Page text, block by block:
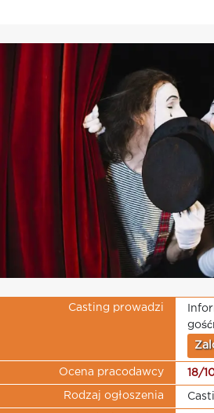
Casting prowadzi
Ocena pracodawcy 18/
Rodzaj ogłoszenia